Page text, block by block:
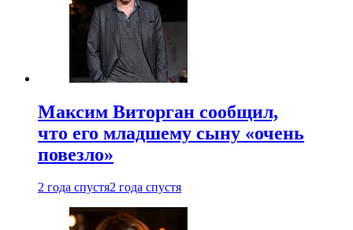
Максим Виторган сообщил,
что его младшему сыну «очень
повезло»
2 года спустя2 года спустя